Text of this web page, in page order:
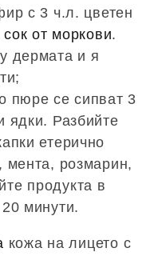
с 3 ч.л. цветен
сок от моркови.
дермата и я
пюре се сипват 3
ядки. Разбийте
етерично
мента, розмарин,
продукта в
минути.
кожа на лицето с